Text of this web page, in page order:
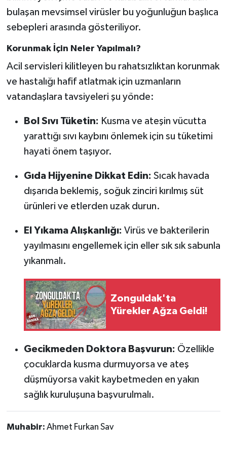
bulaşan mevsimsel virüsler bu yoğunluğun başlıca
sebepleri arasında gösteriliyor.
Korunmak İçin Neler Yapılmalı?
Acil servisleri kilitleyen bu rahatsızlıktan korunmak
ve hastalığı hafif atlatmak için uzmanların
vatandaşlara tavsiyeleri şu yönde:
Bol Sıvı Tüketin: Kusma ve ateşin vücutta
yarattığı sıvı kaybını önlemek için su tüketimi
hayati önem taşıyor.
Gıda Hijyenine Dikkat Edin: Sıcak havada
dışarıda beklemiş, soğuk zinciri kırılmış süt
ürünleri ve etlerden uzak durun.
El Yıkama Alışkanlığı: Virüs ve bakterilerin
yayılmasını engellemek için eller sık sık sabunla
yıkanmalı.
Zonguldak'ta
Yürekler Ağza Geldi!
Gecikmeden Doktora Başvurun: Özellikle
çocuklarda kusma durmuyorsa ve ateş
düşmüyorsa vakit kaybetmeden en yakın
sağlık kuruluşuna başvurulmalı.
Muhabir: Ahmet Furkan Sav